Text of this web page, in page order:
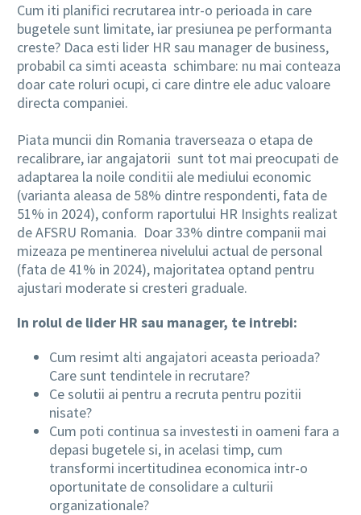
Cum iti planifici recrutarea intr-o perioada in care
bugetele sunt limitate, iar presiunea pe performanta
creste? Daca esti lider HR sau manager de business,
probabil ca simti aceasta schimbare: nu mai conteaza
doar cate roluri ocupi, ci care dintre ele aduc valoare
directa companiei.
Piata muncii din Romania traverseaza o etapa de
recalibrare, iar angajatorii sunt tot mai preocupati de
adaptarea la noile conditii ale mediului economic
(varianta aleasa de 58% dintre respondenti, fata de
51% in 2024), conform raportului HR Insights realizat
de AFSRU Romania. Doar 33% dintre companii mai
mizeaza pe mentinerea nivelului actual de personal
(fata de 41% in 2024), majoritatea optand pentru
ajustari moderate si cresteri graduale.
In rolul de lider HR sau manager, te intrebi:
Cum resimt alti angajatori aceasta perioada?
Care sunt tendintele in recrutare?
Ce solutii ai pentru a recruta pentru pozitii
nisate?
Cum poti continua sa investesti in oameni fara a
depasi bugetele si, in acelasi timp, cum
transformi incertitudinea economica intr-o
oportunitate de consolidare a culturii
organizationale?